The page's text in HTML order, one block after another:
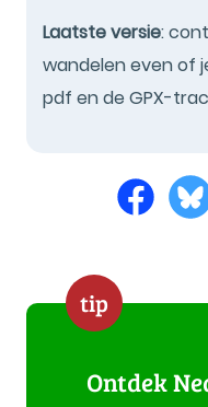
Laatste versie:
wandelen even of
pdf en de GPX-
tip
Ontdek